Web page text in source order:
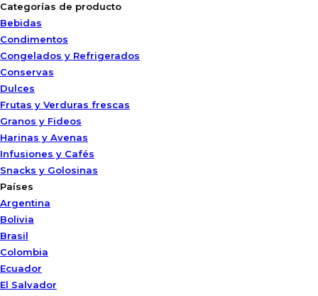
Categorías de producto
Bebidas
Condimentos
Congelados y Refrigerados
Conservas
Dulces
Frutas y Verduras frescas
Granos y Fideos
Harinas y Avenas
Infusiones y Cafés
Snacks y Golosinas
Países
Argentina
Bolivia
Brasil
Colombia
Ecuador
El Salvador